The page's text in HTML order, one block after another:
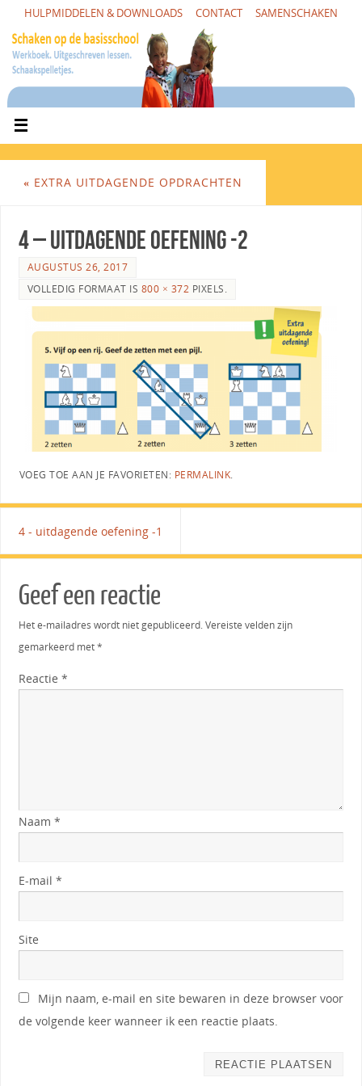
HULPMIDDELEN & DOWNLOADS CONTACT SAMENSCHAKEN
« EXTRA UITDAGENDE OPDRACHTEN
4 – uitdagende oefening -2
AUGUSTUS 26, 2017
VOLLEDIG FORMAAT IS 800 × 372 PIXELS.
VOEG TOE AAN JE FAVORIETEN: PERMALINK.
4 - uitdagende oefening -1
Geef een reactie
Het e-mailadres wordt niet gepubliceerd. Vereiste velden zijn
gemarkeerd met*
Reactie *
Naam *
E-mail *
Site
Mijn naam, e-mail en site bewaren in deze browser voor
de volgende keer wanneer ik een reactie plaats.